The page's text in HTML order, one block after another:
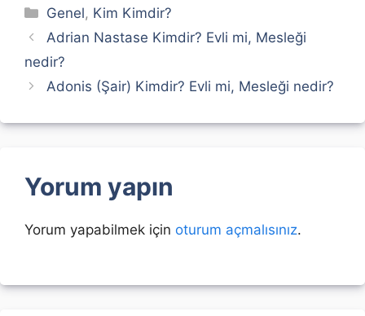
Kategoriler
Genel, Kim Kimdir?
Adrian Nastase Kimdir? Evli mi, Mesleği
nedir?
Adonis (Şair) Kimdir? Evli mi, Mesleği nedir?
Yorum yapın
Yorum yapabilmek için oturum açmalısınız.